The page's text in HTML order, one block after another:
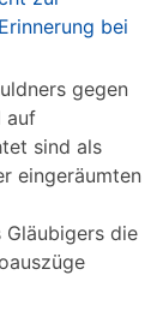
bei
gegen
auf
sind als
eingeräumten
Gläubigers die